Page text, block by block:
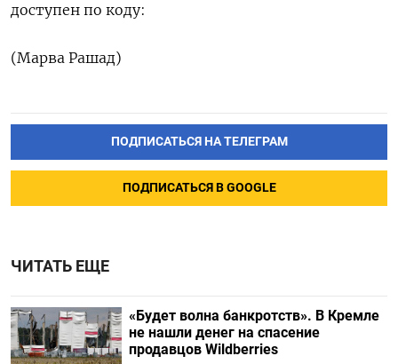
доступен по коду:
(Марва Рашад)
ПОДПИСАТЬСЯ НА ТЕЛЕГРАМ
ПОДПИСАТЬСЯ В GOOGLE
ЧИТАТЬ ЕЩЕ
«Будет волна банкротств». В Кремле
не нашли денег на спасение
продавцов Wildberries